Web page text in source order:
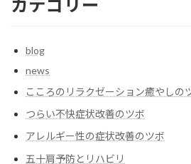
カテゴリー
blog
news
こころのリラクゼーション癒やしの
つらい不快症状改善のツボ
アレルギー性の症状改善のツボ
五十肩予防とリハビリ